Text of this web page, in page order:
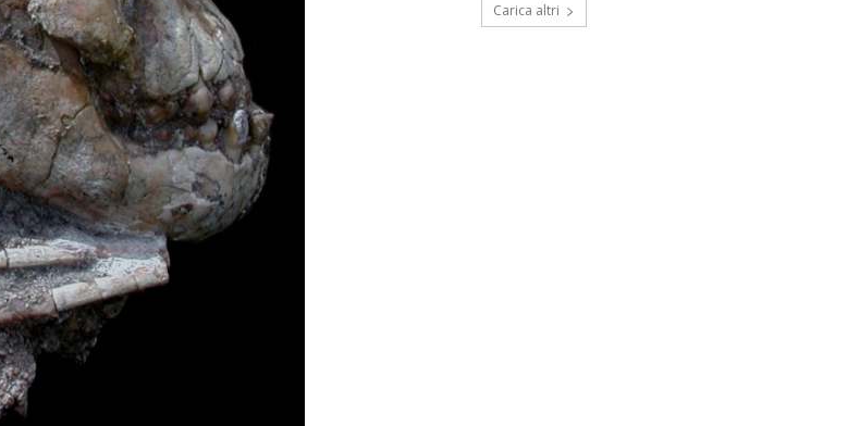
Carica altri